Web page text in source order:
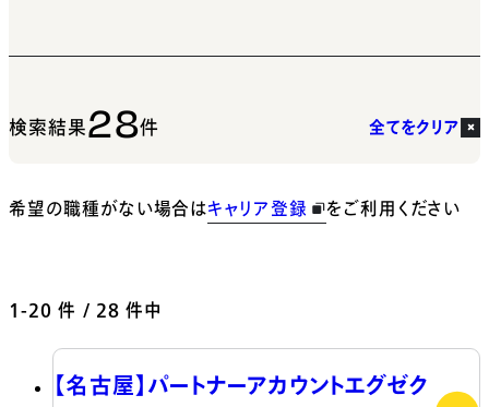
検索結果28件 全てをクリア
希望の職種がない場合はキャリア登録 をご利用ください
1-20 件 / 28 件中
【名古屋】パートナーアカウントエグゼク